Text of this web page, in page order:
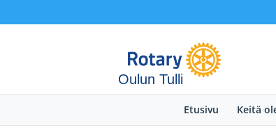
Oulun Tulli
Etusivu Keitä